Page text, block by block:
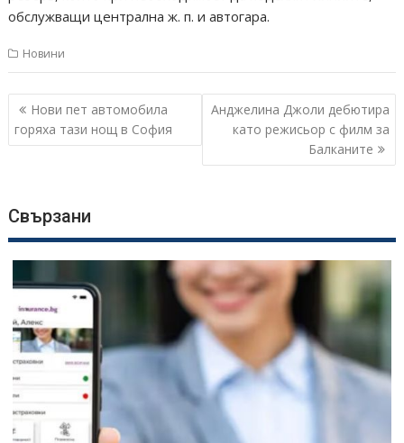
обслужващи централна ж. п. и автогара.
Новини
Навигация
Нови пет автомобила
горяха тази нощ в София
Анджелина Джоли дебютира
като режисьор с филм за
Балканите
Свързани